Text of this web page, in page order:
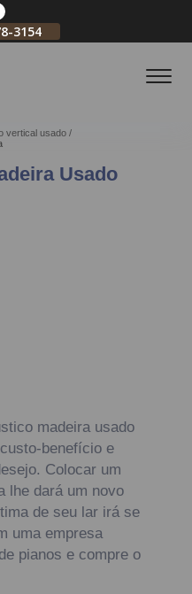
3154
vertical usado
Usado
madeira usado
benefício e
Colocar um
lhe dará um novo
de seu lar irá se
uma empresa
pianos e compre o